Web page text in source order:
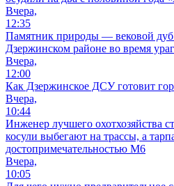
Вчера,
12:35
Памятник природы — вековой
Дзержинском районе во время
Вчера,
12:00
Как Дзержинское ДСУ готовит
Вчера,
10:44
Инженер лучшего охотхозяйства
косули выбегают на трассы, а
достопримечательностью М6
Вчера,
10:05